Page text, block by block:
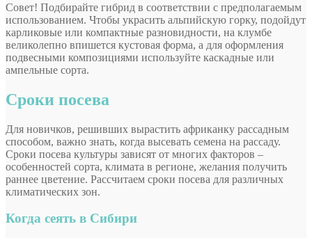
Совет! Подбирайте гибрид в соответствии с предполагаемым
использованием. Чтобы украсить альпийскую горку, подойдут
карликовые или компактные разновидности, на клумбе
великолепно впишется кустовая форма, а для оформления
подвесными композициями используйте каскадные или
ампельные сорта.
Сроки посева
Для новичков, решивших вырастить африканку рассадным
способом, важно знать, когда высевать семена на рассаду.
Сроки посева культуры зависят от многих факторов –
особенностей сорта, климата в регионе, желания получить
раннее цветение. Рассчитаем сроки посева для различных
климатических зон.
Когда сеять в Сибири